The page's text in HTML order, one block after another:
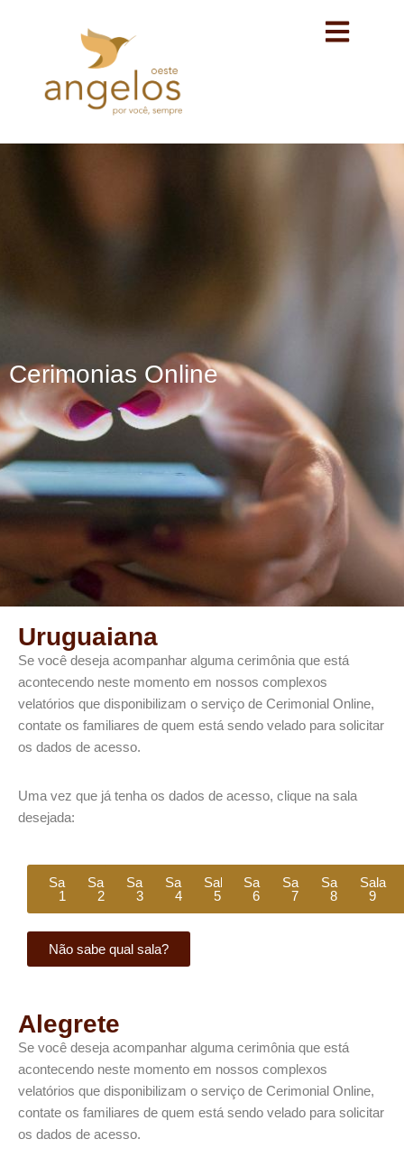
Cerimonias Online
Uruguaiana
Se você deseja acompanhar alguma cerimônia que está
acontecendo neste momento em nossos complexos
velatórios que disponibilizam o serviço de Cerimonial Online,
contate os familiares de quem está sendo velado para solicitar
os dados de acesso.​
Uma vez que já tenha os dados de acesso, clique na sala
desejada:
Sala
1
Sala
2
Sala
3
Sala
4
Sala
5
Sala
6
Sala
7
Sala
8
Sala
9
Não sabe qual sala?
Alegrete
Se você deseja acompanhar alguma cerimônia que está
acontecendo neste momento em nossos complexos
velatórios que disponibilizam o serviço de Cerimonial Online,
contate os familiares de quem está sendo velado para solicitar
os dados de acesso.​